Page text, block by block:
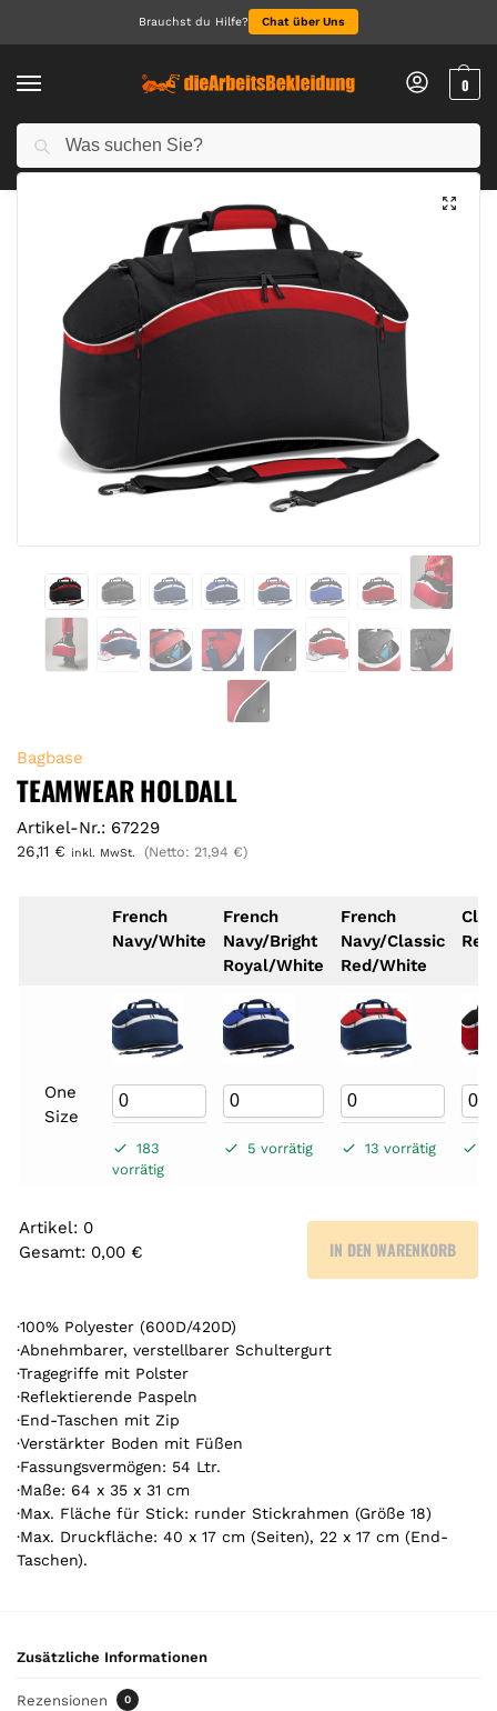
Brauchst du Hilfe? Chat über Uns
0
Start Accessoires / Taschen & Accessoires
Bagbase
TEAMWEAR HOLDALL
Artikel-Nr.: 67229
26,11 € inkl. MwSt. (Netto: 21,94 €)
French
Navy/White
French
Navy/Bright
Royal/White
French
Navy/Classic
Red/White
One
Size
183
vorrätig
5 vorrätig 13 vorrätig
Artikel: 0
Gesamt: 0,00 €
r
t
i
k
e
l
.
Y
o
u
r
a
l
IN DEN WARENKORB
·100% Polyester (600D/420D)
·Abnehmbarer, verstellbarer Schultergurt
·Tragegriffe mit Polster
·Reflektierende Paspeln
·End-Taschen mit Zip
·Verstärkter Boden mit Füßen
·Fassungsvermögen: 54 Ltr.
·Maße: 64 x 35 x 31 cm
·Max. Fläche für Stick: runder Stickrahmen (Größe 18)
·Max. Druckfläche: 40 x 17 cm (Seiten), 22 x 17 cm (End-
Taschen).
Zusätzliche Informationen
Rezensionen 0